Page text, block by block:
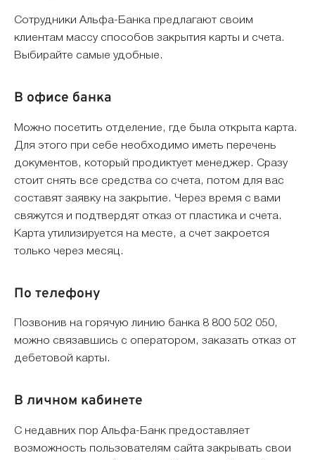
Сотрудники Альфа-Банка предлагают своим
клиентам массу способов закрытия карты и счета.
Выбирайте самые удобные.
В офисе банка
Можно посетить отделение, где была открыта карта.
Для этого при себе необходимо иметь перечень
документов, который продиктует менеджер. Сразу
стоит снять все средства со счета, потом для вас
составят заявку на закрытие. Через время с вами
свяжутся и подтвердят отказ от пластика и счета.
Карта утилизируется на месте, а счет закроется
только через месяц.
По телефону
Позвонив на горячую линию банка 8 800 502 050,
можно связавшись с оператором, заказать отказ от
дебетовой карты.
В личном кабинете
С недавних пор Альфа-Банк предоставляет
возможность пользователям сайта закрывать свои